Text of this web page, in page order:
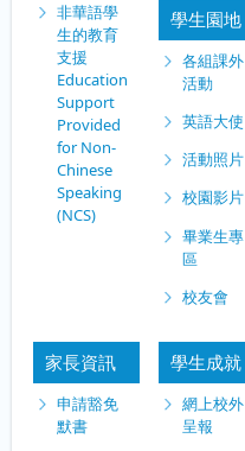
非華語學
生的教育
支援
Education
Support
Provided
for Non-
Chinese
Speaking
(NCS)
學生園地
各組課外
活動
英語大使
活動照片
校園影片
畢業生專
區
校友會
家長資訊
申請豁免
默書
學生成就
網上校外
呈報